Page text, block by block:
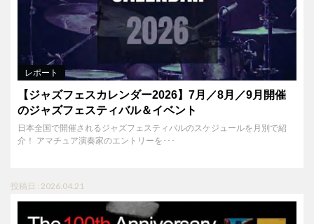
レポート
【ジャズフェスカレンダー2026】7月／8月／9月開催
のジャズフェスティバル＆イベント
日本全国で開催されるジャズフェスティバルのスケジュールを月別で紹
介！ アマチュア演奏家のエントリーを･･･
投稿日 : 2026.04.21